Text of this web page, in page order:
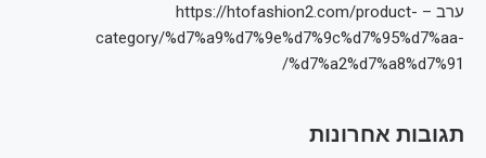
ערב – https://htofashion2.com/product-
category/%d7%a9%d7%9e%d7%9c%d7%95%d7%aa-
%d7%a2%d7%a8%d7%91/
תגובות אחרונות